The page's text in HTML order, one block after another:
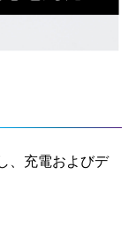
、充電およびデ